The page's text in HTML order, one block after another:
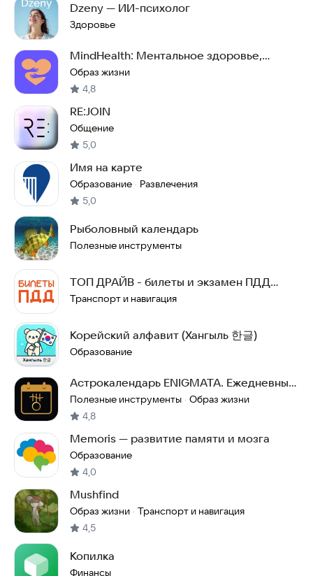
Dzeny — ИИ-психолог
Здоровье
MindHealth: Ментальное здоровье,
дневник КПТ
Образ жизни
4,8
RE:JOIN
Общение
5,0
Имя на карте
Образование · Развлечения
5,0
Рыболовный календарь
Полезные инструменты
ТОП ДРАЙВ - билеты и экзамен ПДД
2025
Транспорт и навигация
Корейский алфавит (Хангыль 한글)
Образование
Астрокалендарь ENIGMATA. Ежедневный
гороскоп
Полезные инструменты · Образ жизни
4,8
Memoris — развитие памяти и мозга
Образование
4,0
Mushfind
Образ жизни · Транспорт и навигация
4,5
Копилка
Финансы